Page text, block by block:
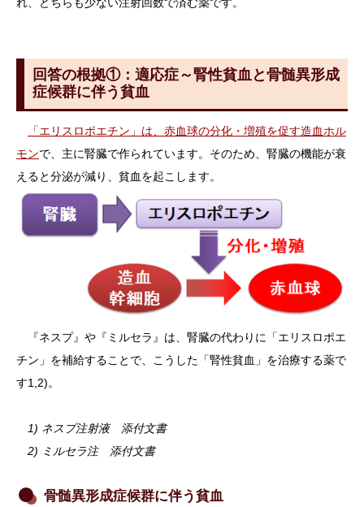
回答の根拠①：適応症～腎性貧血と骨髄異形成
症候群に伴う貧血
「エリスロポエチン」は、赤血球の分化・増殖を促す造血ホル
モンで、主に腎臓で作られています。そのため、腎臓の機能が衰
えると分泌が減り、貧血を起こします。
『ネスプ』や『ミルセラ』は、腎臓の代わりに「エリスロポエ
チン」を補給することで、こうした「腎性貧血」を治療する薬で
す1,2)。
1) ネスプ注射液 添付文書
2) ミルセラ注 添付文書
骨髄異形成症候群に伴う貧血